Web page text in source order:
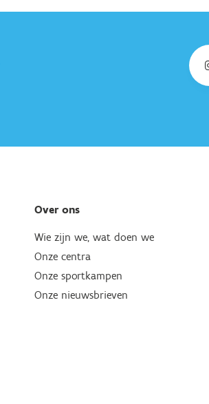
Over ons
Wie zijn we, wat doen we
Onze centra
Onze sportkampen
Onze nieuwsbrieven